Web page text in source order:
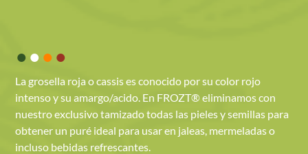
••••
La grosella roja o cassis es conocido por su color rojo
intenso y su amargo/acido. En FROZT® eliminamos con
nuestro exclusivo tamizado todas las pieles y semillas para
obtener un puré ideal para usar en jaleas, mermeladas o
incluso bebidas refrescantes.